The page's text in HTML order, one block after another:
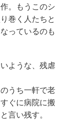
。もうこのシ
巻く人たちと
っているのも
ような、残虐
うち一軒で老
ぐに病院に搬
言い残す。